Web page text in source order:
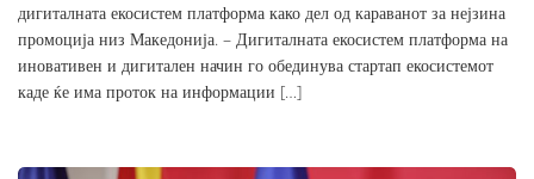
дигиталната екосистем платформа како дел од караванот за нејзина
промоција низ Македонија. – Дигиталната екосистем платформа на
иновативен и дигитален начин го обединува стартап екосистемот
каде ќе има проток на информации […]